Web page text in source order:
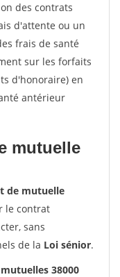
des contrats
d'attente ou un
frais de santé
sur les forfaits
d'honoraire) en
antérieur
mutuelle
de mutuelle
le contrat
sans
de la Loi sénior.
38000